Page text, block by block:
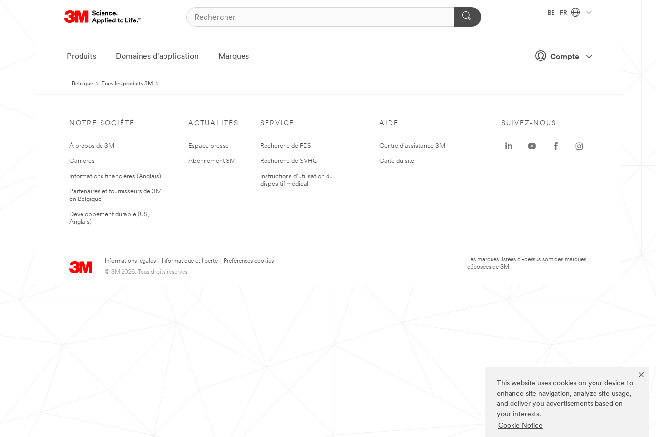
This website uses cookies on your device to
enhance site navigation, analyze site usage,
and deliver you advertisements based on
your interests.
Cookie Notice
Compte
BE - FR
Produits Domaines d'application Marques
Belgique Tous les produits 3M
NOTRE SOCIÉTÉ
À propos de 3M
Carrières
Informations financières (Anglais)
Partenaires et fournisseurs de 3M
en Belgique
Développement durable (US,
Anglais)
ACTUALITÉS
Espace presse
Abonnement 3M
SERVICE
Recherche de FDS
Recherche de SVHC
Instructions d'utilisation du
dispositif médical
AIDE
Centre d'assistance 3M
Carte du site
Informations légales Informatique et liberté
Préférences cookies
© 3M 2026. Tous droits réservés.
SUIVEZ-NOUS
Les marques listées ci-dessus sont des marques
déposées de 3M.